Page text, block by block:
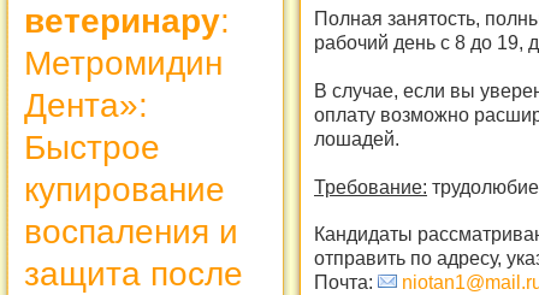
ветеринару:
Метромидин
Дента»:
Быстрое
купирование
воспаления и
защита после
Полная занятость,
рабочий день с 8 до 19,
В случае, если вы
оплату возможно
лошадей.
Требование:
Кандидаты
отправить по адресу,
Почта: